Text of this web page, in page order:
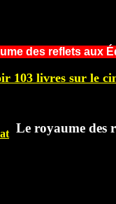
des reflets aux
103 livres sur le
Le royaume des